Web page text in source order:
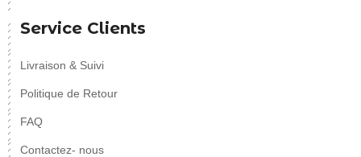
Service Clients
Livraison & Suivi
Politique de Retour
FAQ
Contactez- nous